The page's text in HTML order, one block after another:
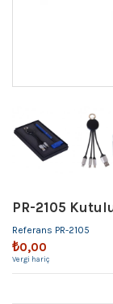
PR-2105
Referans PR-2105
₺0,00
Vergi hariç